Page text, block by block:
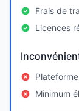
Frais de
Licences
Minimum